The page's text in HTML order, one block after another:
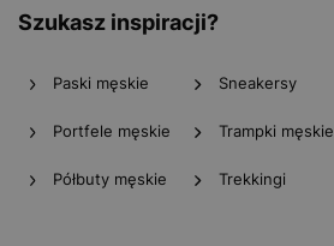
Szukasz inspiracji?
Paski męskie
Portfele męskie
Półbuty męskie
Sneakersy
Trampki męskie
Trekkingi